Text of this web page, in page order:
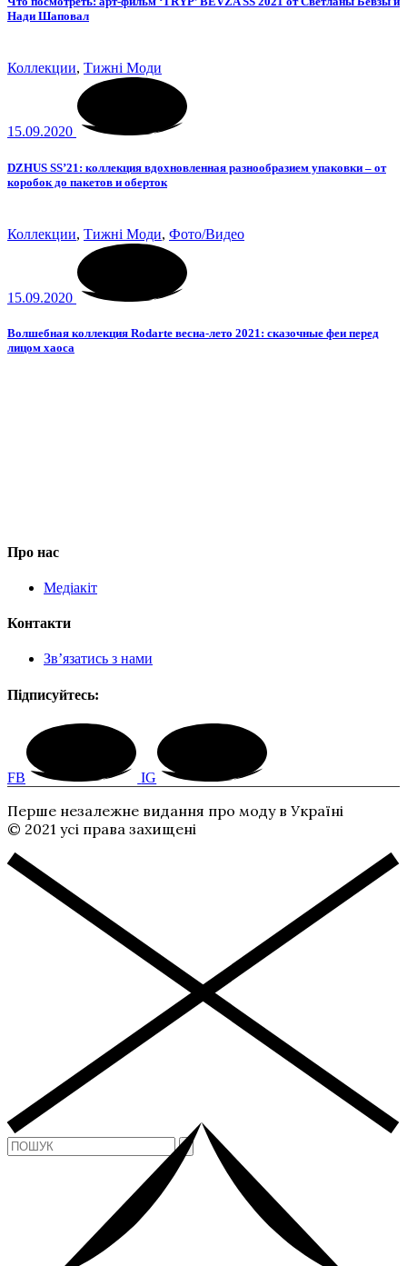
Нади Шаповал
Коллекции, Тижні Моди
15.09.2020
DZHUS SS’21: коллекция вдохновленная разнообразием упаковки – от
коробок до пакетов и оберток
Коллекции, Тижні Моди, Фото/Видео
15.09.2020
Волшебная коллекция Rodarte весна-лето 2021: сказочные феи перед
лицом хаоса
Про нас
Медіакіт
Контакти
Зв’язатись з нами
Підписуйтесь:
FB IG
Перше незалежне видання про моду в Україні
© 2021 усі права захищені